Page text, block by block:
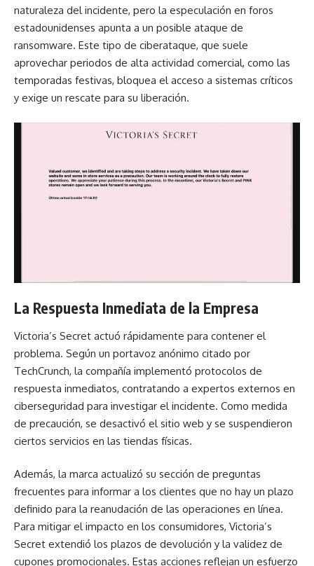
naturaleza del incidente, pero la especulación en foros
estadounidenses apunta a un posible ataque de
ransomware. Este tipo de ciberataque, que suele
aprovechar periodos de alta actividad comercial, como las
temporadas festivas, bloquea el acceso a sistemas críticos
y exige un rescate para su liberación.
La Respuesta Inmediata de la Empresa
Victoria’s Secret actuó rápidamente para contener el
problema. Según un portavoz anónimo citado por
TechCrunch, la compañía implementó protocolos de
respuesta inmediatos, contratando a expertos externos en
ciberseguridad para investigar el incidente. Como medida
de precaución, se desactivó el sitio web y se suspendieron
ciertos servicios en las tiendas físicas.
Además, la marca actualizó su sección de preguntas
frecuentes para informar a los clientes que no hay un plazo
definido para la reanudación de las operaciones en línea.
Para mitigar el impacto en los consumidores, Victoria’s
Secret extendió los plazos de devolución y la validez de
cupones promocionales. Estas acciones reflejan un esfuerzo